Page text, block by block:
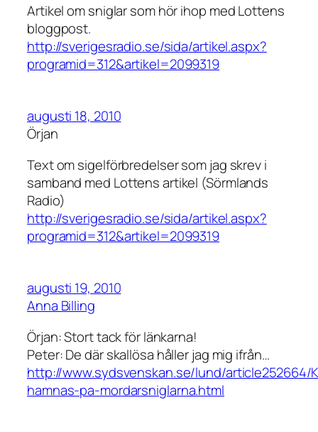
Artikel om sniglar som hör ihop med Lottens
bloggpost.
http://sverigesradio.se/sida/artikel.aspx?
programid=312&artikel=2099319
augusti 18, 2010
Örjan
Text om sigelförbredelser som jag skrev i
samband med Lottens artikel (Sörmlands
Radio)
http://sverigesradio.se/sida/artikel.aspx?
programid=312&artikel=2099319
augusti 19, 2010
Anna Billing
Örjan: Stort tack för länkarna!
Peter: De där skallösa håller jag mig ifrån…
http://www.sydsvenskan.se/lund/article252664/
hamnas-pa-mordarsniglarna.html